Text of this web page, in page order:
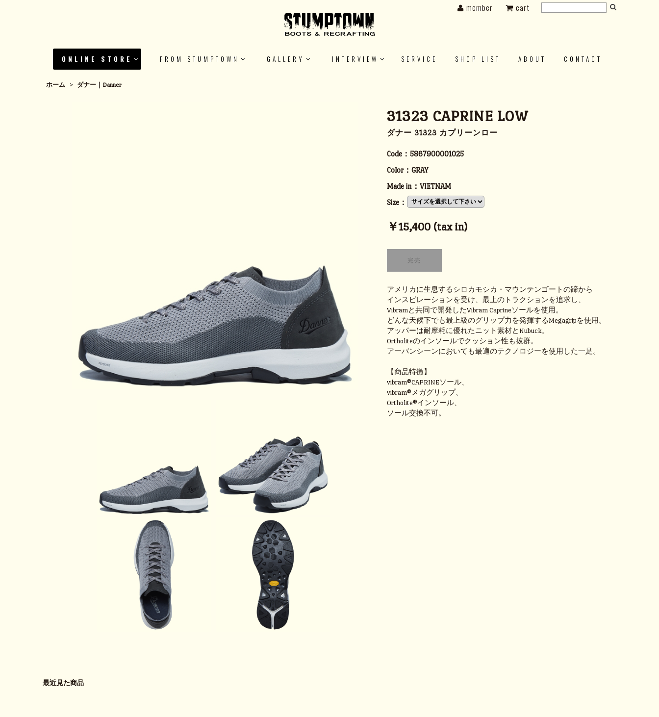
ONLINE STORE FROM STUMPTOWN GALLERY INTERVIEW SERVICE SHOP LIST ABOUT CONTACT
member cart
ホーム > ダナー｜Danner
31323 CAPRINE LOW
ダナー 31323 カプリーンロー
Code： 5867900001025
Color： GRAY
Made in： VIETNAM
Size：
￥15,400 (tax in)
アメリカに生息するシロカモシカ・マウンテンゴートの蹄から
インスピレーションを受け、最上のトラクションを追求し、
Vibramと共同で開発したVibram Caprineソールを使用。
どんな天候下でも最上級のグリップ力を発揮するMegagripを使用。
アッパーは耐摩耗に優れたニット素材とNubuck。
Ortholiteのインソールでクッション性も抜群。
アーバンシーンにおいても最適のテクノロジーを使用した一足。
【商品特徴】
vibram®CAPRINEソール、
vibram®メガグリップ、
Ortholite®インソール、
ソール交換不可。
最近見た商品